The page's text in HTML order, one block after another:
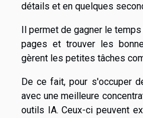
détails et en quelques
Il permet de gagner le
pages et trouver les
gèrent les petites tâches
De ce fait, pour s'occuper
avec une meilleure
outils IA. Ceux-ci peuvent